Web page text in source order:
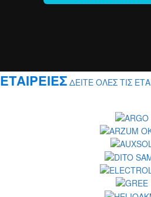
ΕΤΑΙΡΕΙΕΣ ΔΕΙΤΕ ΟΛΕΣ ΤΙΣ